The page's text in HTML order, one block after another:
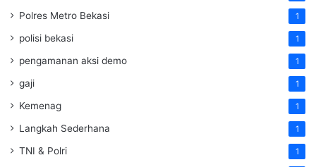
Polres Metro Bekasi 1
polisi bekasi 1
pengamanan aksi demo 1
gaji 1
Kemenag 1
Langkah Sederhana 1
TNI & Polri 1